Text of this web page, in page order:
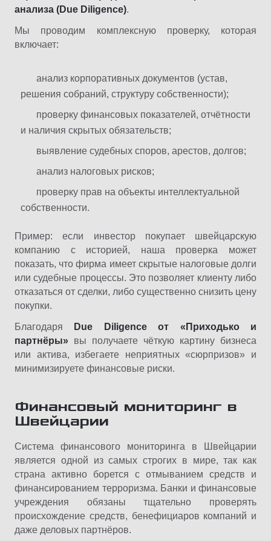
анализа (Due Diligence).
Мы проводим комплексную проверку, которая
включает:
анализ корпоративных документов (устав,
решения собраний, структуру собственности);
проверку финансовых показателей, отчётности
и наличия скрытых обязательств;
выявление судебных споров, арестов, долгов;
анализ налоговых рисков;
проверку прав на объекты интеллектуальной
собственности.
Пример: если инвестор покупает швейцарскую
компанию с историей, наша проверка может
показать, что фирма имеет скрытые налоговые долги
или судебные процессы. Это позволяет клиенту либо
отказаться от сделки, либо существенно снизить цену
покупки.
Благодаря
Due Diligence от «Приходько и
партнёры» вы получаете чёткую картину бизнеса
или актива, избегаете неприятных «сюрпризов» и
минимизируете финансовые риски.
Финансовый мониторинг в
Швейцарии
Система финансового мониторинга в Швейцарии
является одной из самых строгих в мире, так как
страна активно борется с отмыванием средств и
финансированием терроризма. Банки и финансовые
учреждения обязаны тщательно проверять
происхождение средств, бенефициаров компаний и
даже деловых партнёров.